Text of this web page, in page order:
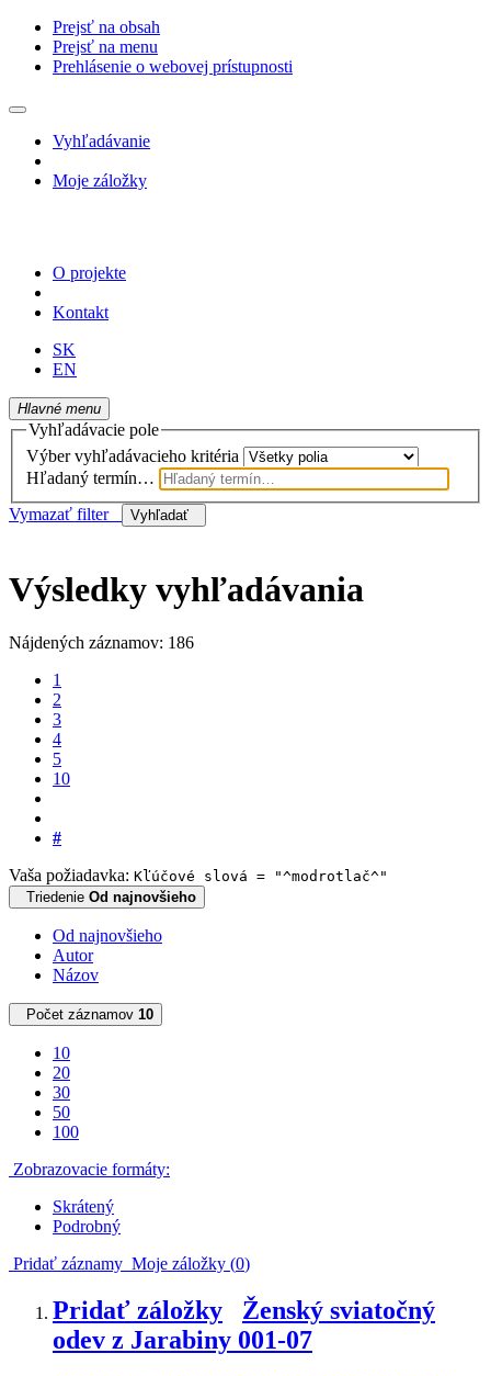
Prejsť na obsah
Prejsť na menu
Prehlásenie o webovej prístupnosti
Vyhľadávanie
Moje záložky
O projekte
Kontakt
SK
EN
Hlavné menu
Vyhľadávacie pole
Výber vyhľadávacieho kritéria
Hľadaný termín…
Vymazať filter
Vyhľadať
Výsledky vyhľadávania
Nájdených záznamov: 186
1
2
3
4
5
10
#
Vaša požiadavka: Kľúčové slová = "^modrotlač^"
Triedenie Od najnovšieho
Od najnovšieho
Autor
Názov
Počet záznamov 10
10
20
30
50
100
Zobrazovacie formáty:
Skrátený
Podrobný
Pridať záznamy Moje záložky (0)
Pridať záložky
Ženský sviatočný
odev z Jarabiny 001-07